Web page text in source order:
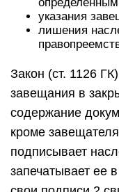
указания
лишения
Закон (ст. 1126
завещания в
содержание
кроме
подписывает
запечатывает ее